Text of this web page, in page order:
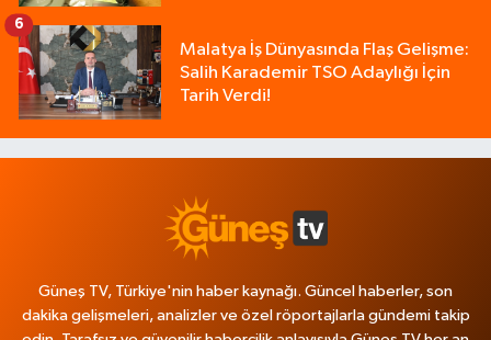
Malatya İş Dünyasında Flaş Gelişme:
Salih Karademir TSO Adaylığı İçin
Tarih Verdi!
6
Güneş TV, Türkiye'nin haber kaynağı. Güncel haberler, son
dakika gelişmeleri, analizler ve özel röportajlarla gündemi takip